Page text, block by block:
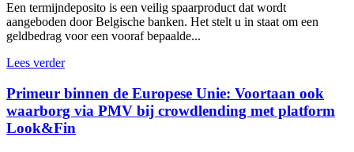
Een termijndeposito is een veilig spaarproduct dat wordt
aangeboden door Belgische banken. Het stelt u in staat om een
geldbedrag voor een vooraf bepaalde...
Lees verder
Primeur binnen de Europese Unie: Voortaan ook
waarborg via PMV bij crowdlending met platform
Look&Fin